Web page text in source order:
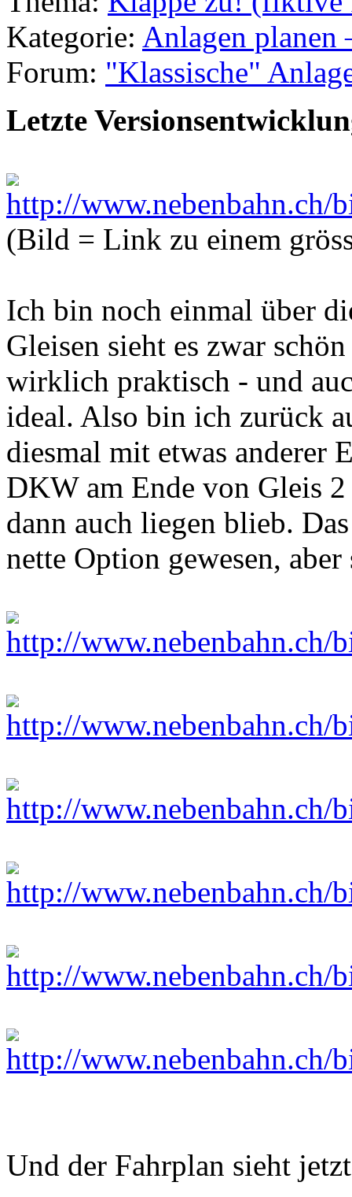
Kategorie: Anlagen planen
Forum: "Klassische"
Letzte
(Bild = Link zu einem
Ich bin noch einmal über
Gleisen sieht es zwar
wirklich praktisch - und
ideal. Also bin ich zurück
diesmal mit etwas anderer
DKW am Ende von Gleis
dann auch liegen blieb.
nette Option gewesen,
Und der Fahrplan sieht